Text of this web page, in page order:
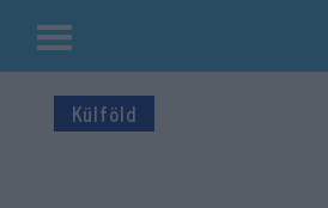
Kilépés
tartalomba
Külföld